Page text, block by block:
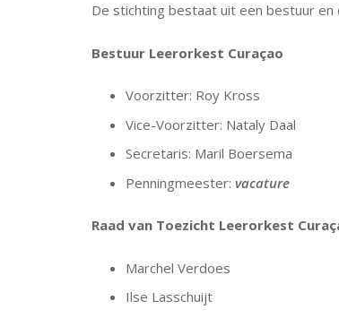
De stichting bestaat uit een bestuur en
Bestuur Leerorkest Curaçao
Voorzitter: Roy Kross
Vice-Voorzitter: Nataly Daal
Secretaris: Maril Boersema
Penningmeester: vacature
Raad van Toezicht Leerorkest
Marchel Verdoes
Ilse Lasschuijt